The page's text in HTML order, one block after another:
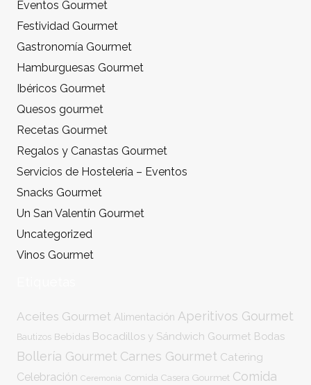
Eventos Gourmet
Festividad Gourmet
Gastronomía Gourmet
Hamburguesas Gourmet
Ibéricos Gourmet
Quesos gourmet
Recetas Gourmet
Regalos y Canastas Gourmet
Servicios de Hostelería – Eventos
Snacks Gourmet
Un San Valentín Gourmet
Uncategorized
Vinos Gourmet
Aceites Gourmet Alimentación Aperitivos Gourmet
Bautizos Bebidas Bocadillos y Sándwich Gourmet Bodas
Bollería Gourmet Carnes Gourmet Catering
Celebración Ceremonia Comida Casera Gourmet Comida